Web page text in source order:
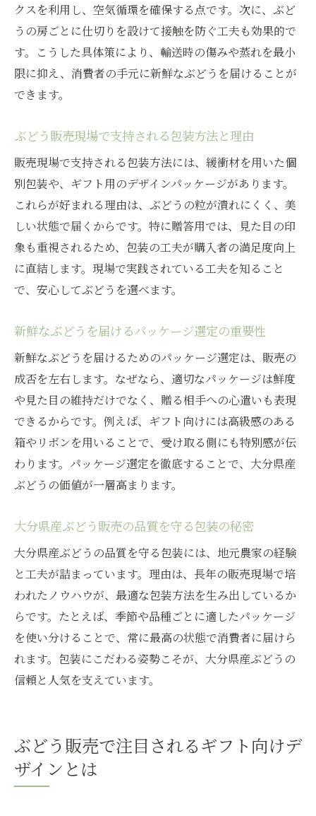
クスを利用し、空気循環を確保する点です。次に、ぶど
うの房ごとに仕切りを設けて接触を防ぐ工夫も効果的で
す。こうした具体策により、輸送時の傷みや蒸れを最小
限に抑え、消費者の手元に新鮮なぶどうを届けることが
できます。
ぶどう販売現場で支持される包装方法と理由
販売現場で支持される包装方法には、緩衝材を用いた個
別包装や、ギフト用のデザインパッケージがあります。
これらが好まれる理由は、ぶどうの粒が潰れにくく、美
しい状態で届くからです。特に贈答用では、見た目の印
象も重視されるため、包装の工夫が購入者の満足度向上
に直結します。現場で実践されている工夫を知ること
で、安心してぶどうを選べます。
新鮮なぶどうを届けるパッケージ選定の重要性
新鮮なぶどうを届けるためのパッケージ選定は、販売の
成否を左右します。なぜなら、適切なパッケージは鮮度
や見た目の維持だけでなく、贈る相手への心遣いも表現
できるからです。例えば、ギフト向けには高級感のある
箱やリボンを用いることで、受け取る側にも特別感が伝
わります。パッケージ選定を徹底することで、大分県産
ぶどうの価値が一層高まります。
大分県産ぶどう販売の品質を守る包装の秘密
大分県産ぶどうの品質を守る包装には、地元農家の経験
と工夫が詰まっています。理由は、長年の販売現場で培
われたノウハウが、最適な包装方法を生み出しているか
らです。たとえば、季節や品種ごとに適したパッケージ
を使い分けることで、常に最高の状態で消費者に届けら
れます。包装にこだわる姿勢こそが、大分県産ぶどうの
信頼と人気を支えています。
ぶどう販売で注目されるギフト向けデ
ザインとは